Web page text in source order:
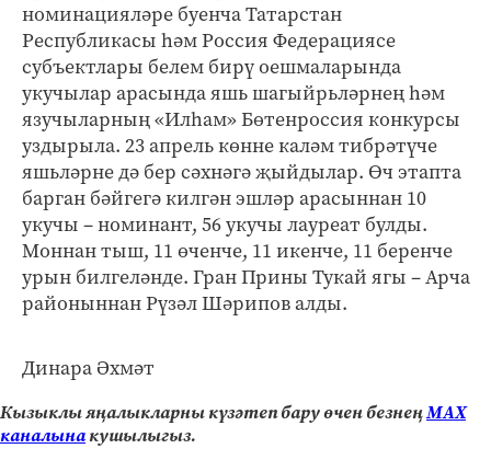
номинацияләре буенча Татарстан
Республикасы һәм Россия Федерациясе
субъектлары белем бирү оешмаларында
укучылар арасында яшь шагыйрьләрнең һәм
язучыларның «Илһам» Бөтенроссия конкурсы
уздырыла. 23 апрель көнне каләм тибрәтүче
яшьләрне дә бер сәхнәгә җыйдылар. Өч этапта
барган бәйгегә килгән эшләр арасыннан 10
укучы – номинант, 56 укучы лауреат булды.
Моннан тыш, 11 өченче, 11 икенче, 11 беренче
урын билгеләнде. Гран Прины Тукай ягы – Арча
районыннан Рүзәл Шәрипов алды.
Динара Әхмәт
Кызыклы яңалыкларны күзәтеп бару өчен безнеңМАХ
каналынакушылыгыз.